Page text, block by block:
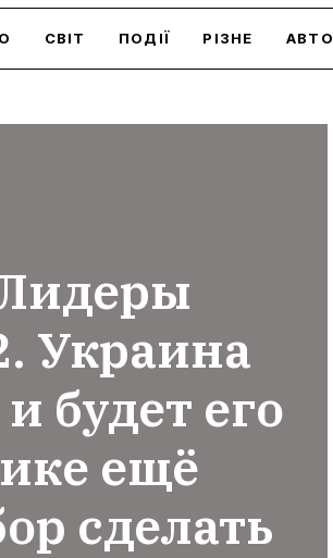
СВІТ ПОДІЇ РІЗНЕ АВТО
Украина
будет его
ещё
сделать